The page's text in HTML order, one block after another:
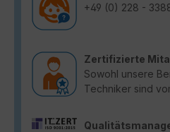
+49 (0) 228 -
Zertifizierte
Sowohl unsere
Techniker sind